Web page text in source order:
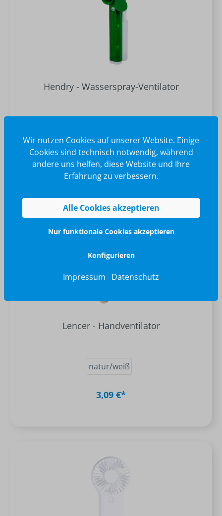
Hendry - Wasserspray-Ventilator
4,75 €*
Lencer - Handventilator
natur/weiß
3,09 €*
Wir nutzen Cookies auf unserer Website. Einige
Cookies sind technisch notwendig, während
andere uns helfen, diese Website und Ihre
Erfahrung zu verbessern.
Alle Cookies akzeptieren
Nur funktionale Cookies akzeptieren
Konfigurieren
Impressum Datenschutz